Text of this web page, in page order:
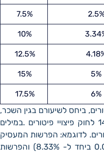
7.5%
10%
12.5%
5%
15%
6%
17.5%
ביחס לשיעורם בגין השכר,
הרכיבים, התקופות והשיעורים בגינם נעשתה ההפרשה בלבד, בהתאם לסעיף 14 לחוק פיצויי פיטורים .במילים
לדוגמא: הפרשות המעסיק
בשנת 2008 (0.834%) יבואו במקום 10% פיצויי פיטורים לאותה שנה (0.0834% ביחד ל- 8.33%) והפרשות